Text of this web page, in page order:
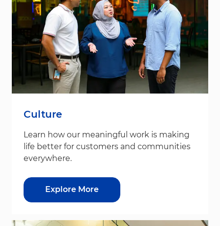
Culture
Learn how our meaningful work is making
life better for customers and communities
everywhere.
Explore More